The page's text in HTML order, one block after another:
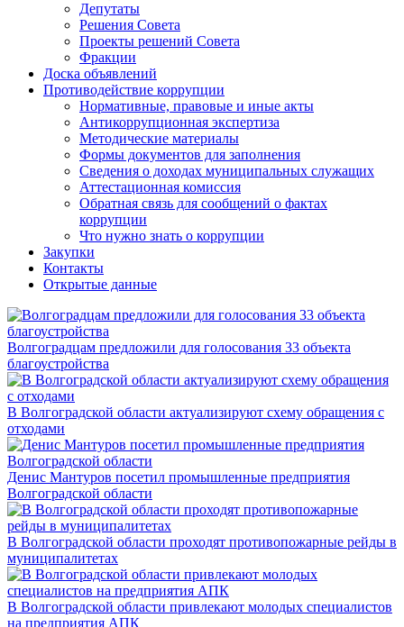
Депутаты
Решения Совета
Проекты решений Совета
Фракции
Доска объявлений
Противодействие коррупции
Нормативные, правовые и иные акты
Антикоррупционная экспертиза
Методические материалы
Формы документов для заполнения
Сведения о доходах муниципальных служащих
Аттестационная комиссия
Обратная связь для сообщений о фактах
коррупции
Что нужно знать о коррупции
Закупки
Контакты
Открытые данные
Волгоградцам предложили для голосования 33 объекта
благоустройства
В Волгоградской области актуализируют схему обращения с
отходами
Денис Мантуров посетил промышленные предприятия
Волгоградской области
В Волгоградской области проходят противопожарные рейды в
муниципалитетах
В Волгоградской области привлекают молодых специалистов
на предприятия АПК